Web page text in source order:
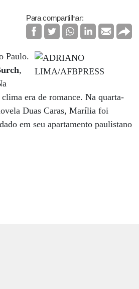
Para compartilhar:
Paulo.
,
era de romance. Na quarta-
Duas Caras, Marília foi
em seu apartamento paulistano